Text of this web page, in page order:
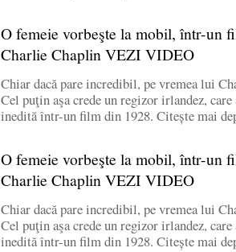
O femeie vorbeşte la mobil, într-un
Charlie Chaplin VEZI VIDEO
Chiar dacă pare incredibil, pe vremea lui
Cel puţin aşa crede un regizor irlandez, care
inedită într-un film din 1928. Citește mai
O femeie vorbeşte la mobil, într-un
Charlie Chaplin VEZI VIDEO
Chiar dacă pare incredibil, pe vremea lui
Cel puţin aşa crede un regizor irlandez, care
inedită într-un film din 1928. Citește mai